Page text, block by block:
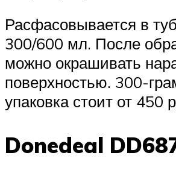
Расфасовывается в
300/600 мл. После
можно окрашивать
поверхностью. 300-
упаковка стоит от 450
Donedeal